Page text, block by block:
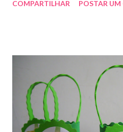
e orçamentos entre em contato
COMPARTILHAR POSTAR